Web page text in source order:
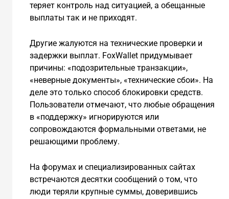
теряет контроль над ситуацией, а обещанные
выплаты так и не приходят.
Другие жалуются на технические проверки и
задержки выплат. FoxWallet придумывает
причины: «подозрительные транзакции»,
«неверные документы», «технические сбои». На
деле это только способ блокировки средств.
Пользователи отмечают, что любые обращения
в «поддержку» игнорируются или
сопровождаются формальными ответами, не
решающими проблему.
На форумах и специализированных сайтах
встречаются десятки сообщений о том, что
люди теряли крупные суммы, доверившись